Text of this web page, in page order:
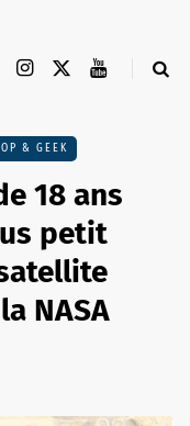
& GEEK
18 ans
petit
NASA